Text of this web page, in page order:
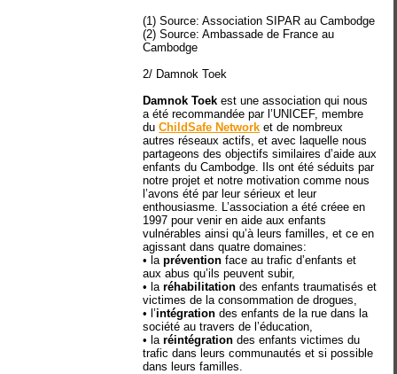
(1) Source: Association SIPAR au Cambodge
(2) Source: Ambassade de France au
Cambodge
2/ Damnok Toek
Damnok Toek est une association qui nous
a été recommandée par l’UNICEF, membre
duChildSafe Network et de nombreux
autres réseaux actifs, et avec laquelle nous
partageons des objectifs similaires d’aide aux
enfants du Cambodge. Ils ont été séduits par
notre projet et notre motivation comme nous
l’avons été par leur sérieux et leur
enthousiasme. L’association a été créee en
1997 pour venir en aide aux enfants
vulnérables ainsi qu’à leurs familles, et ce en
agissant dans quatre domaines:
• laprévention face au trafic d’enfants et
aux abus qu’ils peuvent subir,
• laréhabilitation des enfants traumatisés et
victimes de la consommation de drogues,
• l’intégration des enfants de la rue dans la
société au travers de l’éducation,
• laréintégration des enfants victimes du
trafic dans leurs communautés et si possible
dans leurs familles.